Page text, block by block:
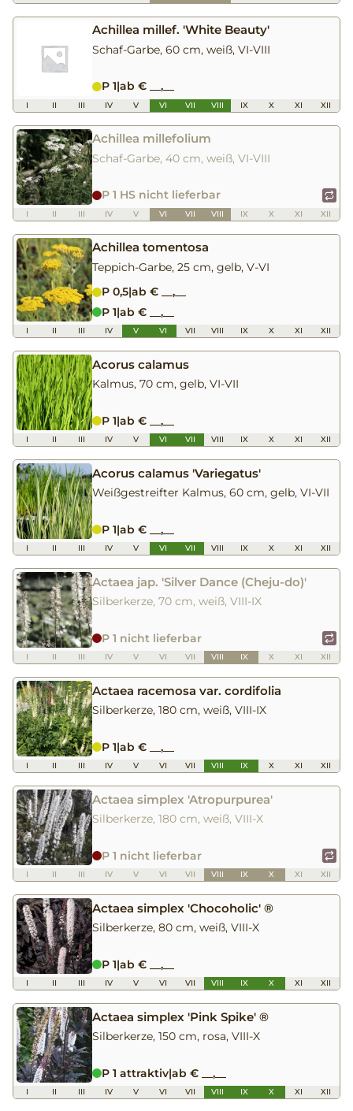
Achillea millef. 'White Beauty'
Schaf-Garbe, 60 cm, weiß, VI-VIII
P 1|ab € __,__
I II III IV V VI VII VIII IX X XI XII
Achillea millefolium
Schaf-Garbe, 40 cm, weiß, VI-VIII
P 1 HS nicht lieferbar
I II III IV V VI VII VIII IX X XI XII
Achillea tomentosa
Teppich-Garbe, 25 cm, gelb, V-VI
P 0,5|ab € __,__
P 1|ab € __,__
I II III IV V VI VII VIII IX X XI XII
Acorus calamus
Kalmus, 70 cm, gelb, VI-VII
P 1|ab € __,__
I II III IV V VI VII VIII IX X XI XII
Acorus calamus 'Variegatus'
Weißgestreifter Kalmus, 60 cm, gelb, VI-VII
P 1|ab € __,__
I II III IV V VI VII VIII IX X XI XII
Actaea jap. 'Silver Dance (Cheju-do)'
Silberkerze, 70 cm, weiß, VIII-IX
P 1 nicht lieferbar
I II III IV V VI VII VIII IX X XI XII
Actaea racemosa var. cordifolia
Silberkerze, 180 cm, weiß, VIII-IX
P 1|ab € __,__
I II III IV V VI VII VIII IX X XI XII
Actaea simplex 'Atropurpurea'
Silberkerze, 180 cm, weiß, VIII-X
P 1 nicht lieferbar
I II III IV V VI VII VIII IX X XI XII
Actaea simplex 'Chocoholic' ®
Silberkerze, 80 cm, weiß, VIII-X
P 1|ab € __,__
I II III IV V VI VII VIII IX X XI XII
Actaea simplex 'Pink Spike' ®
Silberkerze, 150 cm, rosa, VIII-X
P 1 attraktiv|ab € __,__
I II III IV V VI VII VIII IX X XI XII